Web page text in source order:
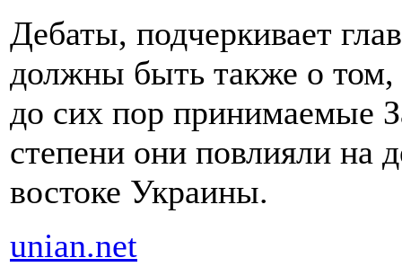
Дебаты, подчеркивает
должны быть также о том,
до сих пор принимаемые
степени они повлияли на
востоке Украины.
unian.net